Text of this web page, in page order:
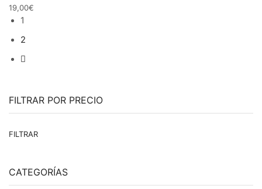
19,00€
1
2
FILTRAR POR PRECIO
FILTRAR
CATEGORÍAS